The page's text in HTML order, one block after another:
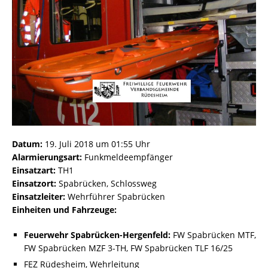
Datum: 19. Juli 2018 um 01:55 Uhr
Alarmierungsart: Funkmeldeempfänger
Einsatzart: TH1
Einsatzort: Spabrücken, Schlossweg
Einsatzleiter: Wehrführer Spabrücken
Einheiten und Fahrzeuge:
Feuerwehr Spabrücken-Hergenfeld: FW Spabrücken MTF,
FW Spabrücken MZF 3-TH, FW Spabrücken TLF 16/25
FEZ Rüdesheim, Wehrleitung